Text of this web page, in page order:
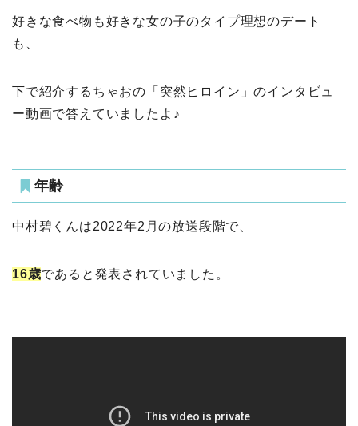
好きな食べ物も好きな女の子のタイプ理想のデート
も、
下で紹介するちゃおの「突然ヒロイン」のインタビュ
ー動画で答えていましたよ♪
年齢
中村碧くんは2022年2月の放送段階で、
16歳であると発表されていました。